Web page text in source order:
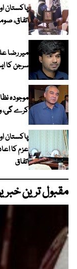
پاکستان
اتفاق،
میر رضا
سرجن کا
موجودہ
کرے گی،
عزم کا
اتفاق
مقبول ترین